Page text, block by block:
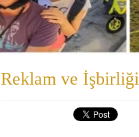
Reklam ve İşbirliği